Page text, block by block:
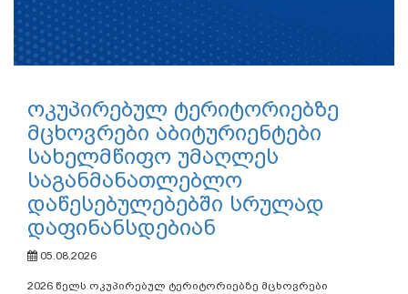
ოკუპირებულ ტერიტორიებზე
მცხოვრები აბიტურიენტები
სახელმწიფო უმაღლეს
საგანმანათლებლო
დაწესებულებებში სრულად
დაფინანსდებიან
05.08.2026
2026 წელს ოკუპირებულ ტერიტორიებზე მცხოვრები